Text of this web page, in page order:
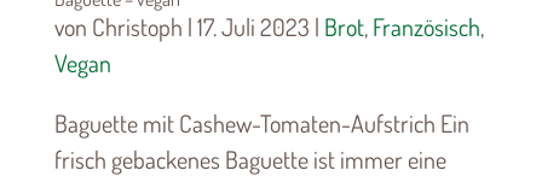
von Christoph | 17. Juli 2023 | Brot,Französisch,
Vegan
Baguette mit Cashew-Tomaten-Aufstrich Ein
frisch gebackenes Baguette ist immer eine